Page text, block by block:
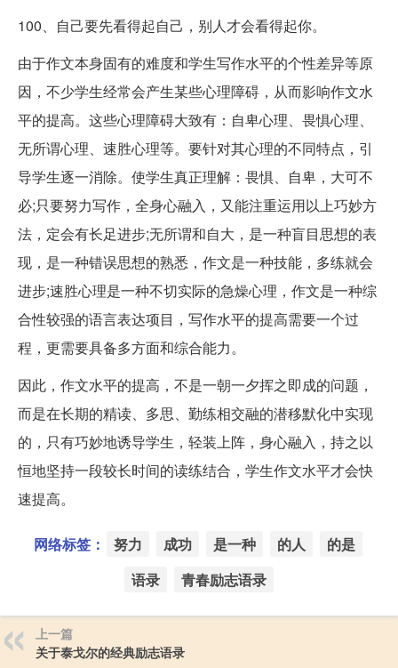
100、自己要先看得起自己，别人才会看得起你。
由于作文本身固有的难度和学生写作水平的个性差异等原
因，不少学生经常会产生某些心理障碍，从而影响作文水
平的提高。这些心理障碍大致有：自卑心理、畏惧心理、
无所谓心理、速胜心理等。要针对其心理的不同特点，引
导学生逐一消除。使学生真正理解：畏惧、自卑，大可不
必;只要努力写作，全身心融入，又能注重运用以上巧妙方
法，定会有长足进步;无所谓和自大，是一种盲目思想的表
现，是一种错误思想的熟悉，作文是一种技能，多练就会
进步;速胜心理是一种不切实际的急燥心理，作文是一种综
合性较强的语言表达项目，写作水平的提高需要一个过
程，更需要具备多方面和综合能力。
因此，作文水平的提高，不是一朝一夕挥之即成的问题，
而是在长期的精读、多思、勤练相交融的潜移默化中实现
的，只有巧妙地诱导学生，轻装上阵，身心融入，持之以
恒地坚持一段较长时间的读练结合，学生作文水平才会快
速提高。
网络标签： 努力 成功 是一种 的人
的是
语录
青春励志语录
上一篇
关于泰戈尔的经典励志语录